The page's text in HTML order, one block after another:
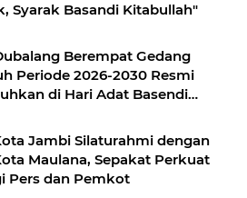
Syarak Basandi Kitabullah"
Berempat Gedang
Periode 2026-2030 Resmi
di Hari Adat Basendi
Jambi Silaturahmi dengan
Maulana, Sepakat Perkuat
Pers dan Pemkot